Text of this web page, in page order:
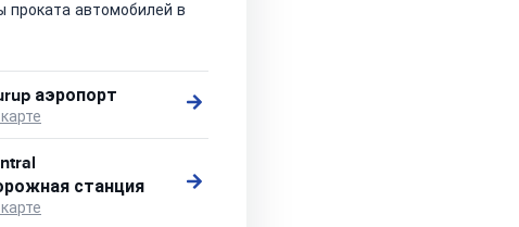
проката автомобилей в
аэропорт
станция